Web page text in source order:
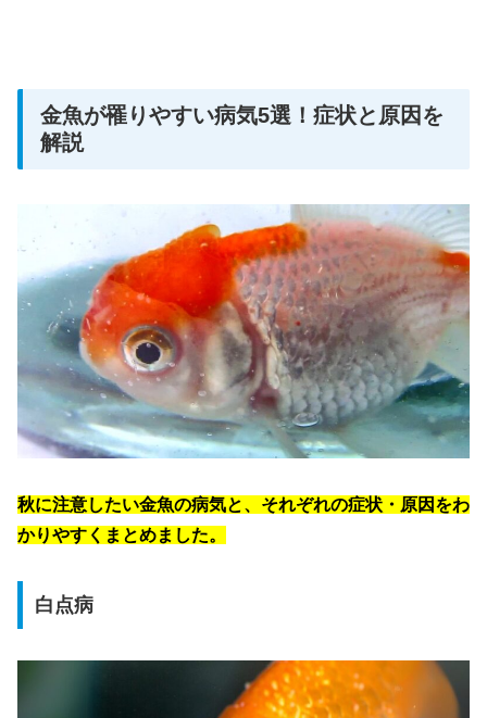
金魚が罹りやすい病気5選！症状と原因を
解説
秋に注意したい金魚の病気と、それぞれの症状・原因をわ
かりやすくまとめました。
白点病